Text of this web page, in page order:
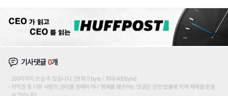
기사댓글0개
200자까지 쓰실 수 있습니다. (현재 0 byte / 최대 400byte)
저작권 등 다른 사람의 권리를 침해하거나 명예를 훼손하는 댓글은 관련 법률에 의해 제재를 받을